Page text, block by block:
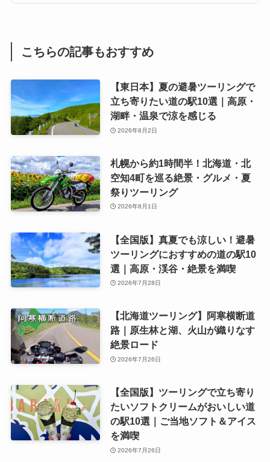
こちらの記事もおすすめ
【東日本】夏の避暑ツーリングで
立ち寄りたい道の駅10選｜高原・
湖畔・温泉で涼を感じる
2026年8月2日
札幌から約1時間半！北海道・北
空知4町を巡る絶景・グルメ・夏
祭りツーリング
2026年8月1日
【全国版】真夏でも涼しい！避暑
ツーリングにおすすめの道の駅10
選｜高原・渓谷・絶景を満喫
2026年7月28日
【北海道ツーリング】阿寒横断道
路｜原生林と湖、火山が織りなす
絶景ロード
2026年7月26日
【全国版】ツーリングで立ち寄り
たいソフトクリームがおいしい道
の駅10選｜ご当地ソフト＆アイス
を満喫
2026年7月26日